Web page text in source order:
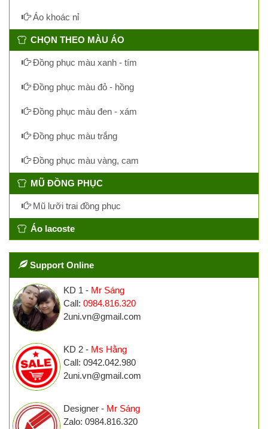
Áo khoác nỉ
CHỌN THEO MÀU ÁO
Đồng phục màu xanh - tím
Đồng phục màu đỏ - hồng
Đồng phục màu đen - xám
Đồng phục màu trắng
Đồng phục màu vàng, cam
MŨ ĐỒNG PHỤC
Mũ lưỡi trai đồng phục
Áo lacoste
Support Online
KD 1 - Mr Sáng
Call: 0984.816.320
2uni.vn@gmail.com
KD 2 - Ms Hằng
Call: 0942.042.980
2uni.vn@gmail.com
Designer - Mr Sáng
Zalo: 0984.816.320